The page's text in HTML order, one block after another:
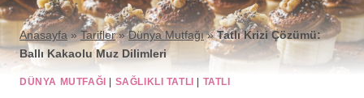
Anasayfa »Tarifler»Dünya Mutfağı»Tatlı Krizi Çözümü:
Ballı Kakaolu Muz Dilimleri
DÜNYA MUTFAĞI SAĞLIKLI TATLI TATLI